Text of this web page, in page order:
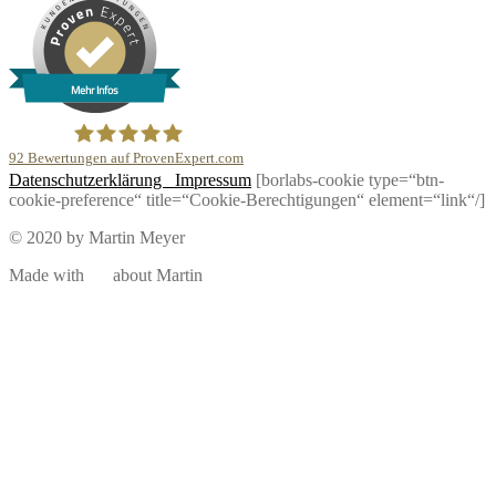
Mehr Infos
DJ Martin Meyer
92 Bewertungen auf ProvenExpert.com
Datenschutzerklärung Impressum [borlabs-cookie type=“btn-
cookie-preference“ title=“Cookie-Berechtigungen“ element=“link“/]
© 2020 by Martin Meyer
Made with about Martin